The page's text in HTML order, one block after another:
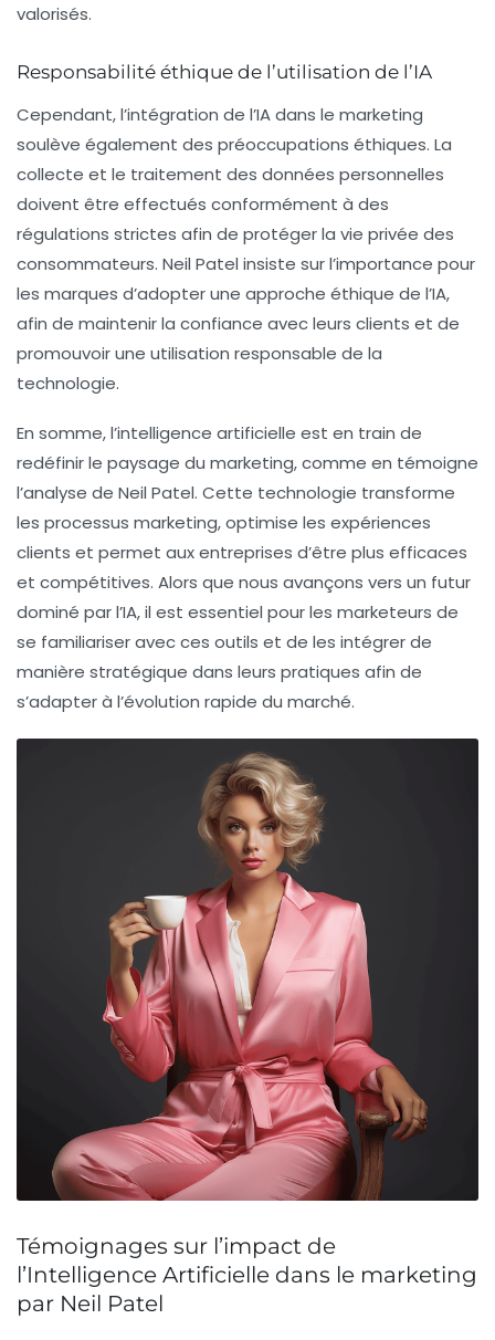
valorisés.
Responsabilité éthique de l’utilisation de l’IA
Cependant, l’intégration de l’IA dans le marketing
soulève également des préoccupations éthiques. La
collecte et le traitement des données personnelles
doivent être effectués conformément à des
régulations strictes afin de protéger la vie privée des
consommateurs. Neil Patel insiste sur l’importance pour
les marques d’adopter une approche éthique de l’IA,
afin de maintenir la confiance avec leurs clients et de
promouvoir une utilisation responsable de la
technologie.
En somme, l’intelligence artificielle est en train de
redéfinir le paysage du marketing, comme en témoigne
l’analyse de Neil Patel. Cette technologie transforme
les processus marketing, optimise les expériences
clients et permet aux entreprises d’être plus efficaces
et compétitives. Alors que nous avançons vers un futur
dominé par l’IA, il est essentiel pour les marketeurs de
se familiariser avec ces outils et de les intégrer de
manière stratégique dans leurs pratiques afin de
s’adapter à l’évolution rapide du marché.
Témoignages sur l’impact de
l’Intelligence Artificielle dans le marketing
par Neil Patel